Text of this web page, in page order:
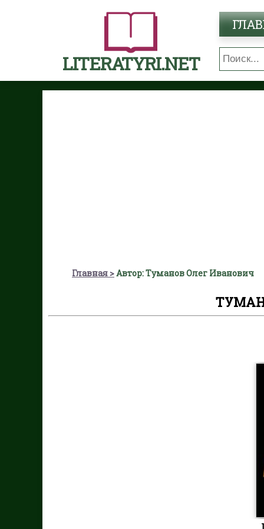
LITERATYRI.NET
Главная Автор: Туманов Олег Иванович